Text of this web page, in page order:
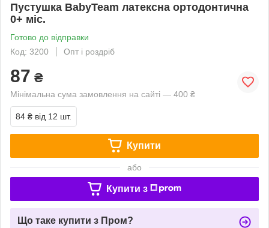
Пустушка BabyTeam латексна ортодонтична
0+ міс.
Готово до відправки
Код: 3200
Опт і роздріб
87 ₴
Мінімальна сума замовлення на сайті — 400 ₴
84 ₴ від 12 шт.
Купити
або
Купити з
Що таке купити з Пром?